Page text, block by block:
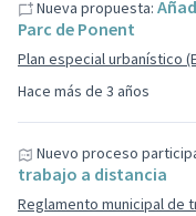
Hace más de 3 años
Nueva propuesta:
Parc de Ponent
Plan especial urbanístico
Nuevo proceso
trabajo a distancia
Reglamento municipal de